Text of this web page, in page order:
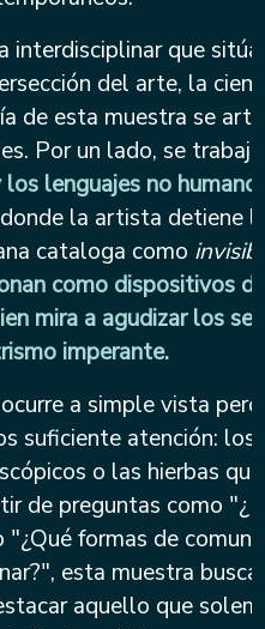
interdisciplinar que
del arte, la
de esta muestra se
Por un lado, se
lenguajes no
la artista detiene
cataloga como
como dispositivos
mira a agudizar los
imperante.
a simple vista
suficiente atención: los
o las hierbas
de preguntas como
formas de
esta muestra
aquello que